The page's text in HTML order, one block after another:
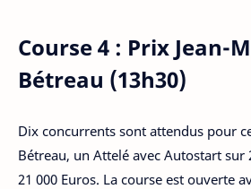
Course 4 : Prix Jean-
Bétreau (13h30)
Dix concurrents sont attendus pour
Bétreau, un Attelé avec Autostart sur
21 000 Euros. La course est ouverte